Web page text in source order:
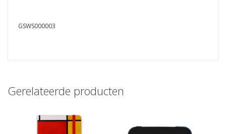
GSWS000003
Gerelateerde producten